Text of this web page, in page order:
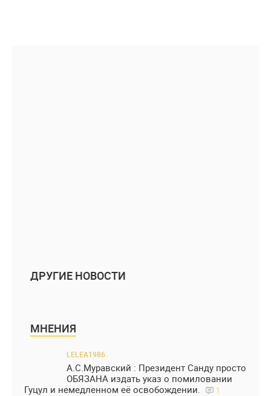
ДРУГИЕ НОВОСТИ
МНЕНИЯ
LELEA1986
А.С.Муравский : Президент Санду просто
ОБЯЗАНА издать указ о помиловании
Гуцул и немедленном её освобождении.
1